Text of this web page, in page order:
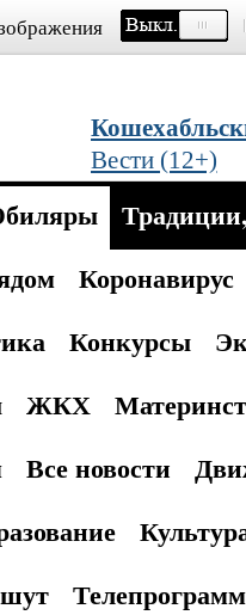
Вести (12+)
Коронавирус
Конкурсы
ЖКХ
Все новости